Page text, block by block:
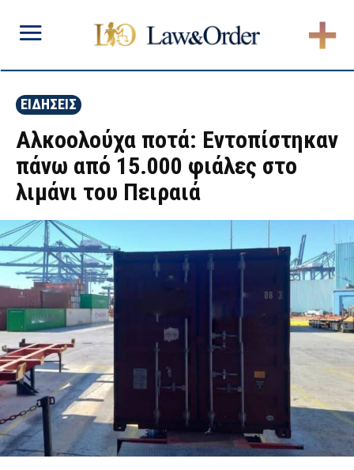
ΕΙΔΗΣΕΙΣ
Αλκοολούχα ποτά: Εντοπίστηκαν
πάνω από 15.000 φιάλες στο
λιμάνι του Πειραιά